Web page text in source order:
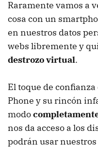
Raramente vamos a
cosa con un
en nuestros datos
webs libremente y
destrozo virtual.
El toque de
Phone y su rincón
modo
nos da acceso a los
podrán usar